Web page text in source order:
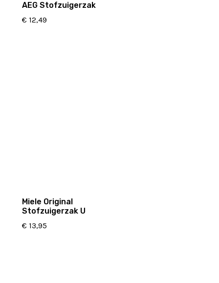
AEG Stofzuigerzak
€ 12,49
Miele Original
Stofzuigerzak U
€ 13,95